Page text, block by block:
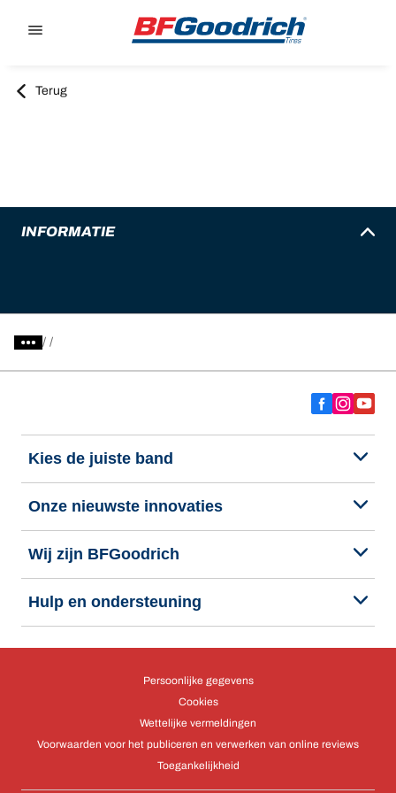
Terug
INFORMATIE
/
Kies de juiste band
Onze nieuwste innovaties
Wij zijn BFGoodrich
Hulp en ondersteuning
Persoonlijke gegevens
Cookies
Wettelijke vermeldingen
Voorwaarden voor het publiceren en verwerken van online reviews
Toegankelijkheid